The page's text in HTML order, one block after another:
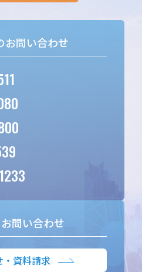
お問い合わせ
問い合わせ
・資料請求